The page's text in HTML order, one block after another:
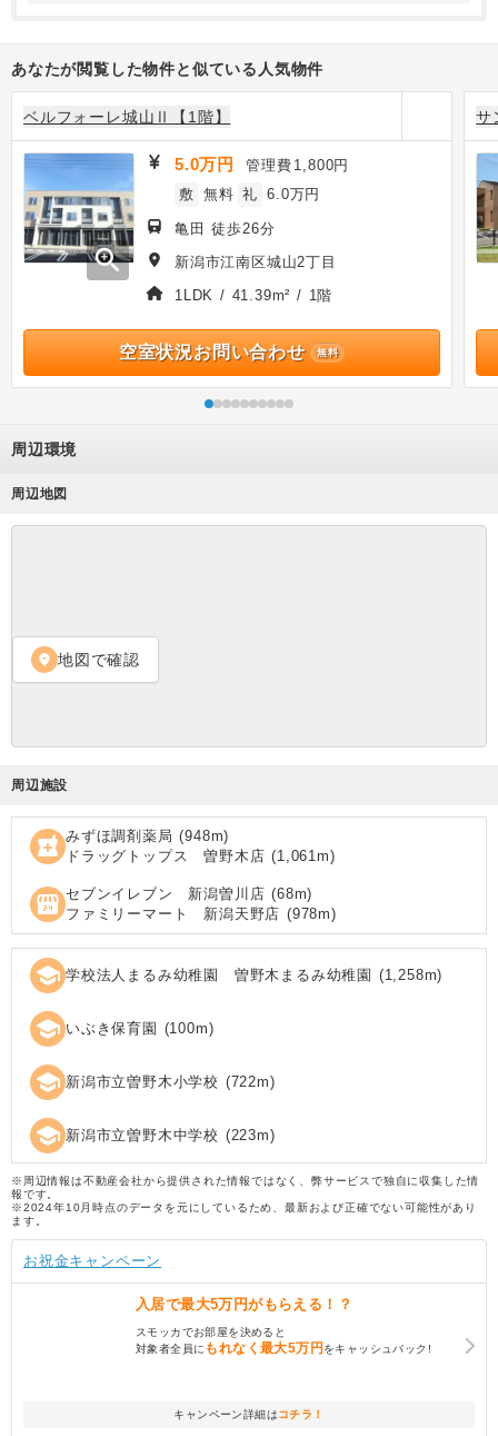
あなたが閲覧した物件と似ている人気物件
ベルフォーレ城山Ⅱ【1階】
zoom_in
5.0万円 管理費 1,800円
敷 無料 礼 6.0万円
亀田 徒歩26分
新潟市江南区城山2丁目
1LDK / 41.39m² / 1階
空室状況お問い合わせ 無料
サ
周辺環境
周辺地図
location_on 地図で確認
周辺施設
local_pharmacy みずほ調剤薬局 (948m)
ドラッグトップス 曽野木店 (1,061m)
local_convenience_store セブンイレブン 新潟曽川店 (68m)
ファミリーマート 新潟天野店 (978m)
school 学校法人まるみ幼稚園 曽野木まるみ幼稚園 (1,258m)
school いぶき保育園 (100m)
school 新潟市立曽野木小学校 (722m)
school 新潟市立曽野木中学校 (223m)
※周辺情報は不動産会社から提供された情報ではなく、弊サービスで独自に収集した情
報です。
※2024年10月時点のデータを元にしているため、最新および正確でない可能性があり
ます。
お祝金キャンペーン
入居で最大5万円がもらえる！？
スモッカでお部屋を決めると
対象者全員に もれなく最大5万円 をキャッシュバック!
キャンペーン詳細はコチラ！